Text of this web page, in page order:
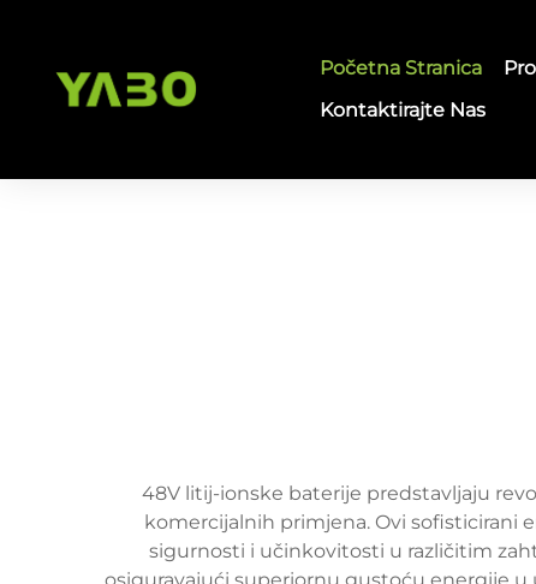
Početna Stranica
Kontaktirajte Nas
48V litij-ionske baterije predstavljaju
komercijalnih primjena. Ovi sofisticirani
sigurnosti i učinkovitosti u različitim